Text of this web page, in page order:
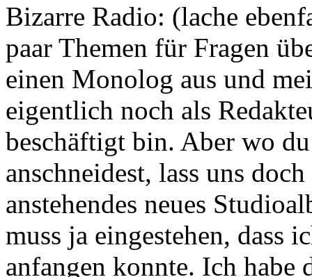
Bizarre Radio: (lache
paar Themen für Fragen
einen Monolog aus und
eigentlich noch als
beschäftigt bin. Aber wo
anschneidest, lass uns
anstehendes neues
muss ja eingestehen, dass
anfangen konnte. Ich